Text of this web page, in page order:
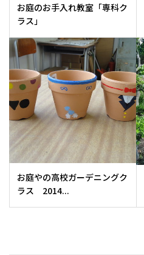
お庭のお手入れ教室「専科ク
ラス」
お庭やの高校ガーデニングク
ラス 2014...